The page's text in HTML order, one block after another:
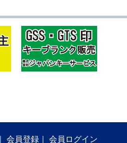
会員登録 会員ログイン